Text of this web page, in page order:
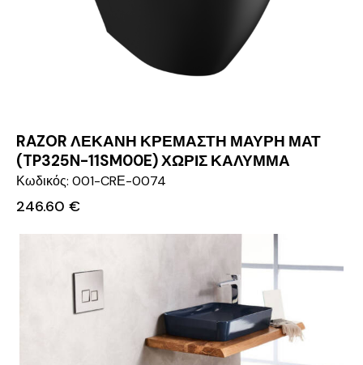
RAZOR ΛΕΚΑΝΗ ΚΡΕΜΑΣΤΗ ΜΑΥΡΗ ΜΑΤ
(TP325N-11SM00E) ΧΩΡΙΣ ΚΑΛΥΜΜΑ
Κωδικός: 001-CRΕ-0074
246.60 €